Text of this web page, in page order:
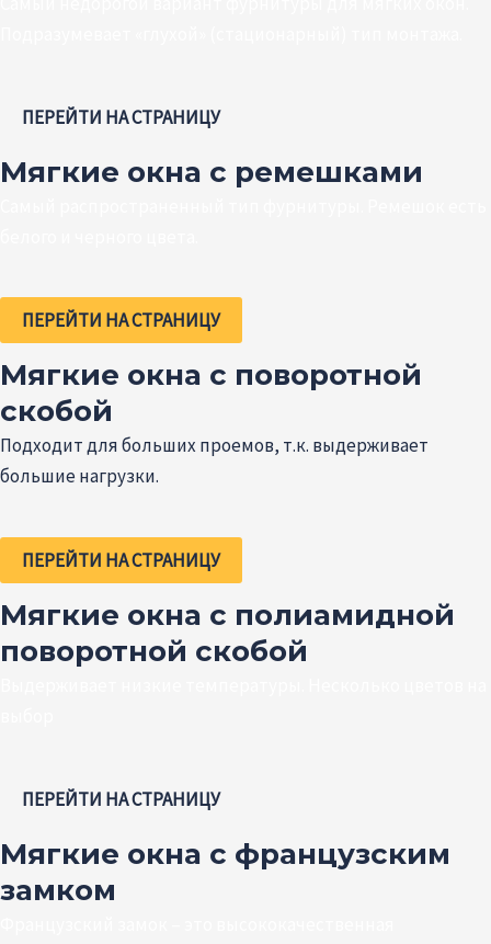
ПЕРЕЙТИ НА СТРАНИЦУ
Мягкие окна с ремешками
ПЕРЕЙТИ НА СТРАНИЦУ
Мягкие окна с поворотной
скобой
Подходит для больших проемов, т.к. выдерживает
большие нагрузки.
ПЕРЕЙТИ НА СТРАНИЦУ
Мягкие окна с полиамидной
поворотной скобой
ПЕРЕЙТИ НА СТРАНИЦУ
Мягкие окна с французским
замком